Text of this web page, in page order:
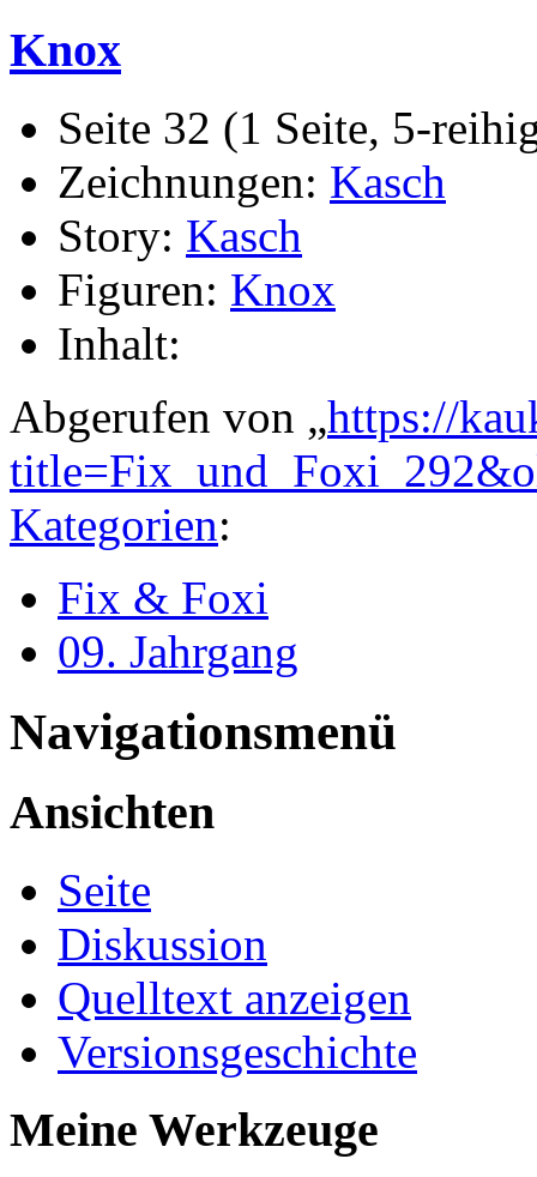
Knox
Seite 32 (1 Seite, 5-
Zeichnungen: Kasch
Story: Kasch
Figuren: Knox
Inhalt:
Abgerufen von „https://
Kategorien:
Fix & Foxi
09. Jahrgang
Navigationsmenü
Ansichten
Seite
Diskussion
Quelltext anzeigen
Versionsgeschichte
Meine Werkzeuge